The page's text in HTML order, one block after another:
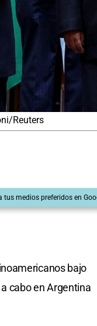
Reuters
tus medios preferidos en
bajo
cabo en Argentina